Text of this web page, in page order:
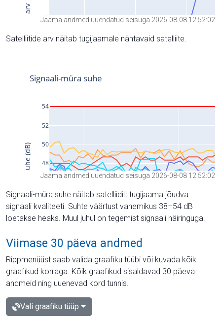
Jaama andmed uuendatud seisuga 2026-08-08 12:52:02
Satelliitide arv näitab tugijaamale nähtavaid satelliite.
Jaama andmed uuendatud seisuga 2026-08-08 12:52:02
Signaali-müra suhe näitab satelliidilt tugijaama jõudva
signaali kvaliteeti. Suhte väärtust vahemikus 38–54 dB
loetakse heaks. Muul juhul on tegemist signaali häiringuga.
Viimase 30 päeva andmed
Rippmenüüst saab valida graafiku tüübi või kuvada kõik
graafikud korraga. Kõik graafikud sisaldavad 30 päeva
andmeid ning uuenevad kord tunnis.
Vali graafiku tüüp